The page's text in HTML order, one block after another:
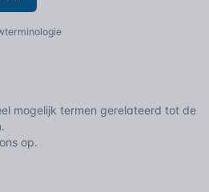
mogelijk termen gerelateerd tot de
op.